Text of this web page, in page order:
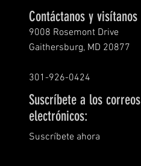
Contáctanos y visítanos
9008 Rosemont Drive
Gaithersburg, MD 20877
301-926-0424
Suscríbete a los correos
electrónicos:
Suscríbete ahora